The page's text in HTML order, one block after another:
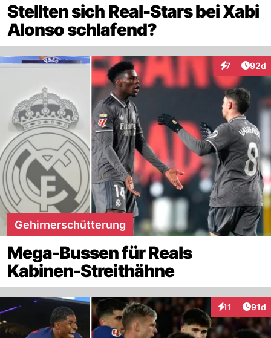
Stellten sich Real-Stars bei Xabi
Alonso schlafend?
7
Interaktionen
92d
Gehirnerschütterung
Mega-Bussen für Reals
Kabinen-Streithähne
11
Interaktionen
91d